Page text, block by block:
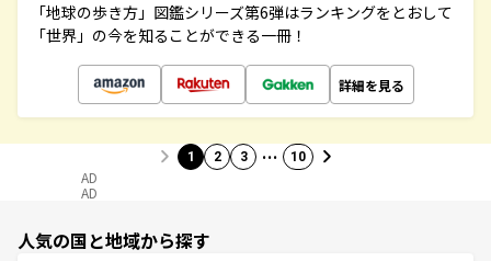
「地球の歩き方」図鑑シリーズ第6弾はランキングをとおして
「世界」の今を知ることができる一冊！
詳細を見る
1 2 3 … 10
AD
AD
人気の国と地域から探す